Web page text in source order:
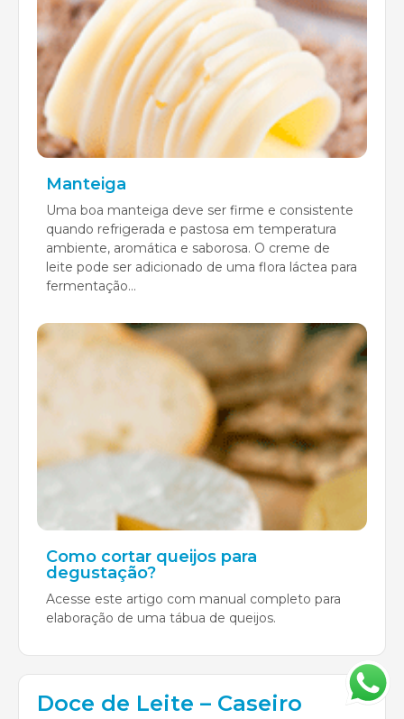
Manteiga
Uma boa manteiga deve ser firme e consistente
quando refrigerada e pastosa em temperatura
ambiente, aromática e saborosa. O creme de
leite pode ser adicionado de uma flora láctea para
fermentação...
Como cortar queijos para
degustação?
Acesse este artigo com manual completo para
elaboração de uma tábua de queijos.
Doce de Leite – Caseiro